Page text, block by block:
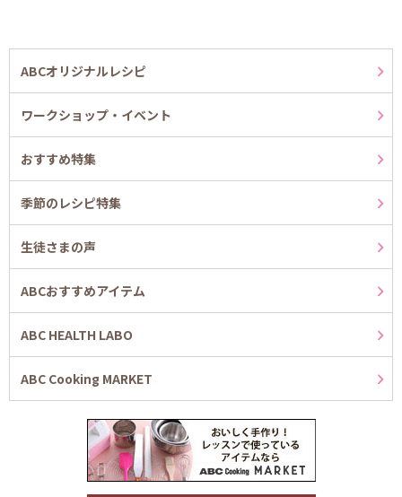
ABCオリジナルレシピ
ワークショップ・イベント
おすすめ特集
季節のレシピ特集
生徒さまの声
ABCおすすめアイテム
ABC HEALTH LABO
ABC Cooking MARKET